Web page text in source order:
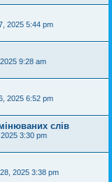
2025 5:44 pm
9:28 am
2025 6:52 pm
слів
2025 3:30 pm
2025 3:38 pm